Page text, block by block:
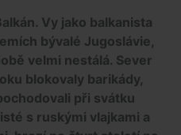
Vy jako balkanista
bývalé Jugoslávie,
velmi nestálá. Sever
blokovaly barikády,
při svátku
s ruskými vlajkami a